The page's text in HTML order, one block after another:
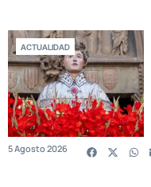
ACTUALIDAD
5 Agosto 2026